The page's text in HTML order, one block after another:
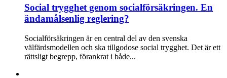
Social trygghet genom socialförsäkringen. En
ändamålsenlig reglering?
Socialförsäkringen är en central del av den svenska
välfärdsmodellen och ska tillgodose social trygghet. Det är ett
rättsligt begrepp, förankrat i både...